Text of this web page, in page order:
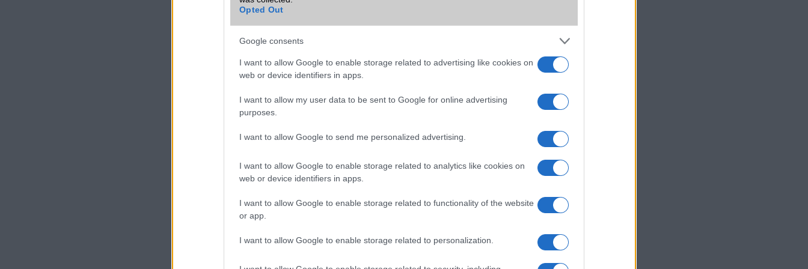
Opted Out
Google consents
I want to allow Google to enable storage related to advertising like cookies on
web or device identifiers in apps.
I want to allow my user data to be sent to Google for online advertising
purposes.
I want to allow Google to send me personalized advertising.
I want to allow Google to enable storage related to analytics like cookies on
web or device identifiers in apps.
I want to allow Google to enable storage related to functionality of the website
or app.
I want to allow Google to enable storage related to personalization.
MMS Nincs
Bluetooth v5,x
Wi-Fi Direct Nincs